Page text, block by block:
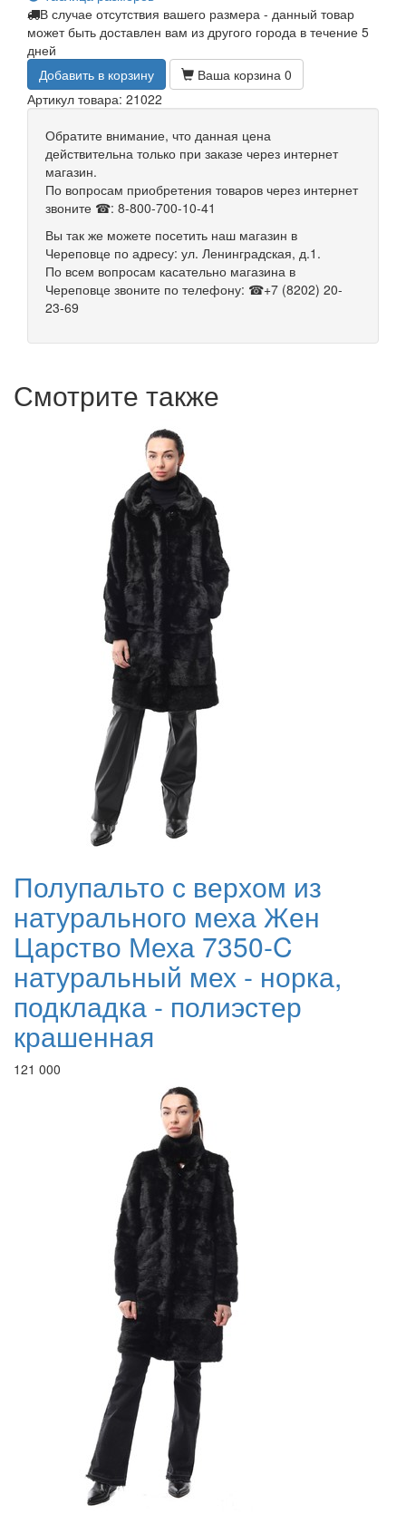
В случае отсутствия вашего размера - данный товар
может быть доставлен вам из другого города в течение 5
дней
Добавить в корзину
Ваша корзина 0
Артикул товара: 21022
Обратите внимание, что данная цена
действительна только при заказе через интернет
магазин.
По вопросам приобретения товаров через интернет
звоните ☎: 8-800-700-10-41
Вы так же можете посетить наш магазин в
Череповце по адресу: ул. Ленинградская, д.1.
По всем вопросам касательно магазина в
Череповце звоните по телефону: ☎+7 (8202) 20-
23-69
Смотрите также
Полупальто с верхом из
натурального меха Жен
Царство Меха 7350-C
натуральный мех - норка,
подкладка - полиэстер
крашенная
121 000